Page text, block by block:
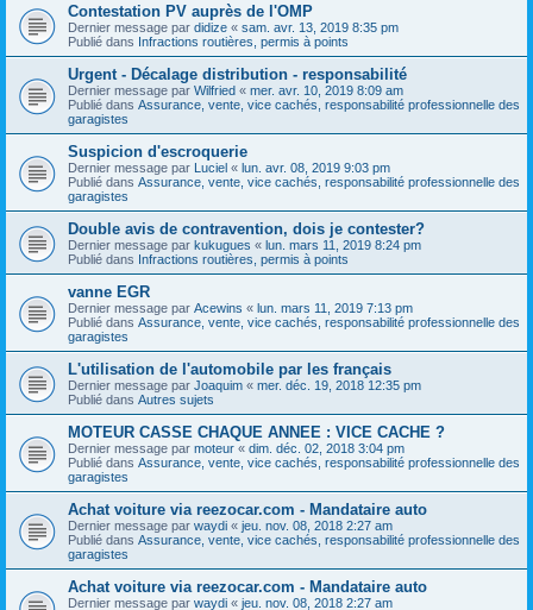
Contestation PV auprès de l'OMP
Dernier message par didize « sam. avr. 13, 2019 8:35 pm
Publié dans Infractions routières, permis à points
Urgent - Décalage distribution - responsabilité
Dernier message par Wilfried « mer. avr. 10, 2019 8:09 am
Publié dans Assurance, vente, vice cachés, responsabilité professionnelle des
garagistes
Suspicion d'escroquerie
Dernier message par Luciel « lun. avr. 08, 2019 9:03 pm
Publié dans Assurance, vente, vice cachés, responsabilité professionnelle des
garagistes
Double avis de contravention, dois je contester?
Dernier message par kukugues « lun. mars 11, 2019 8:24 pm
Publié dans Infractions routières, permis à points
vanne EGR
Dernier message par Acewins « lun. mars 11, 2019 7:13 pm
Publié dans Assurance, vente, vice cachés, responsabilité professionnelle des
garagistes
L'utilisation de l'automobile par les français
Dernier message par Joaquim « mer. déc. 19, 2018 12:35 pm
Publié dans Autres sujets
MOTEUR CASSE CHAQUE ANNEE : VICE CACHE ?
Dernier message par moteur « dim. déc. 02, 2018 3:04 pm
Publié dans Assurance, vente, vice cachés, responsabilité professionnelle des
garagistes
Achat voiture via reezocar.com - Mandataire auto
Dernier message par waydi « jeu. nov. 08, 2018 2:27 am
Publié dans Assurance, vente, vice cachés, responsabilité professionnelle des
garagistes
Achat voiture via reezocar.com - Mandataire auto
Dernier message par waydi « jeu. nov. 08, 2018 2:27 am